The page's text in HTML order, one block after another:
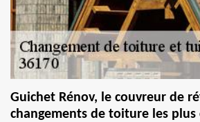
Guichet Rénov, le couvreur de
changements de toiture les plus